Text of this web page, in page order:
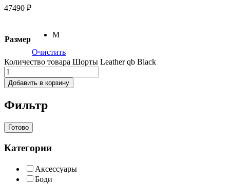
47490 ₽
Размер
M
Очистить
Количество товара Шорты Leather qb Black
Добавить в корзину
Фильтр
Готово
Категории
Аксессуары
Боди